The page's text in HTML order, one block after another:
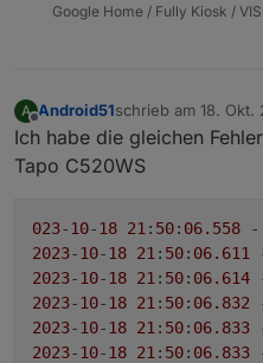
Google Home / Fully Kiosk / VIS
A
Offline
Android51schrieb am 18. Okt.
zuletzt editiert von
Ich habe die gleichen
Tapo C520WS
023-10-18 21 : 50: 06.558 -
2023-10-18 21 : 50: 06.611
2023-10-18 21 : 50: 06.614
2023-10-18 21 : 50: 06.832
2023-10-18 21 : 50: 06.833
2023-10-18 21 : 50: 06.833